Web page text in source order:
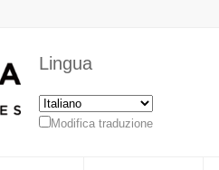
Lingua
Modifica traduzione